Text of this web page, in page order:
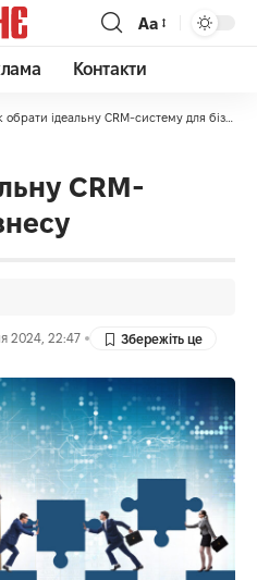
Аа
Контакти
обрати ідеальну CRM-систему для бізнесу
CRM-
2024, 22:47